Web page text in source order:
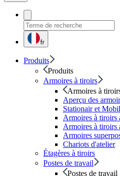
fr
Produits
Produits
Armoires à tiroirs
Armoires à
Aperçu des
Stationair et Mobil
Armoires à tiroirs
Armoires à tiroirs
Armoires
Chariots d'atelier
Étagères à tiroirs
Postes de travail
Postes de travail